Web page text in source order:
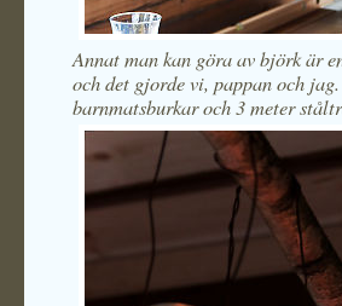
Annat man kan göra av björk är
och det gjorde vi, pappan och
barnmatsburkar och 3 meter